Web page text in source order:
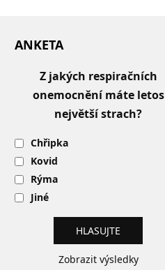
ANKETA
Z jakých respiračních
onemocnění máte letos
největší strach?
Chřipka
Kovid
Rýma
Jiné
Zobrazit výsledky